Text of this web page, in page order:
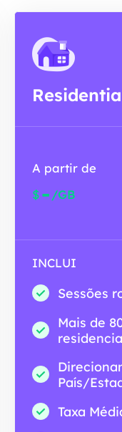
A partir de
$- /GB
INCLUI
Sessões
Mais de
País/
Taxa